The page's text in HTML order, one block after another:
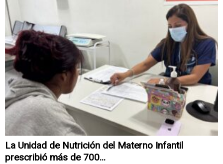
La Unidad de Nutrición del Materno Infantil
prescribió más de 700...